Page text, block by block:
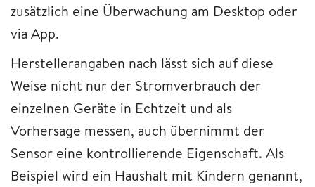
zusätzlich eine Überwachung am Desktop oder
via App.
Herstellerangaben nach lässt sich auf diese
Weise nicht nur der Stromverbrauch der
einzelnen Geräte in Echtzeit und als
Vorhersage messen, auch übernimmt der
Sensor eine kontrollierende Eigenschaft. Als
Beispiel wird ein Haushalt mit Kindern genannt,